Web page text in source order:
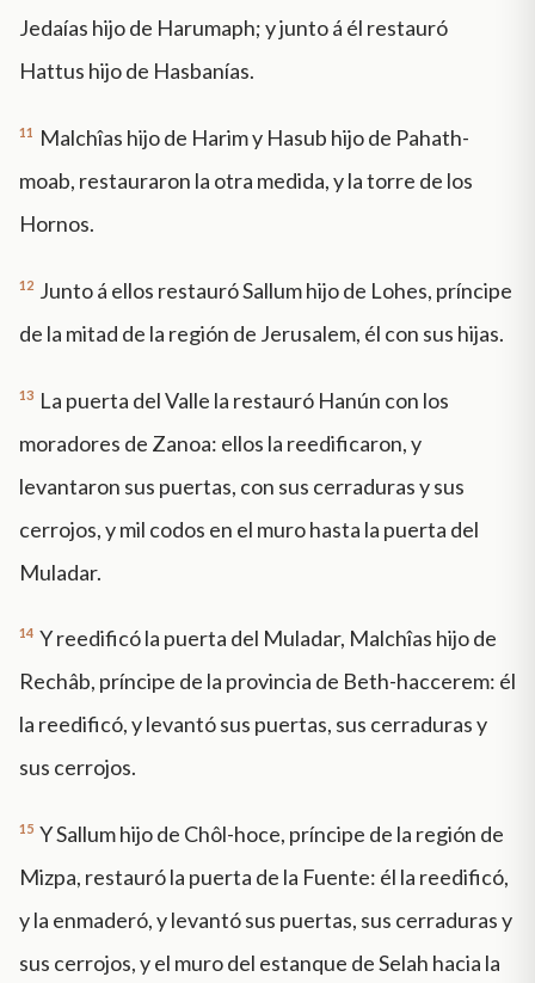
Jedaías hijo de Harumaph; y junto á él restauró
Hattus hijo de Hasbanías.
11
Malchîas hijo de Harim y Hasub hijo de Pahath-
moab, restauraron la otra medida, y la torre de los
Hornos.
12 Junto á ellos restauró Sallum hijo de Lohes, príncipe
de la mitad de la región de Jerusalem, él con sus hijas.
13 La puerta del Valle la restauró Hanún con los
moradores de Zanoa: ellos la reedificaron, y
levantaron sus puertas, con sus cerraduras y sus
cerrojos, y mil codos en el muro hasta la puerta del
Muladar.
14 Y reedificó la puerta del Muladar, Malchîas hijo de
Rechâb, príncipe de la provincia de Beth-haccerem: él
la reedificó, y levantó sus puertas, sus cerraduras y
sus cerrojos.
15 Y Sallum hijo de Chôl-hoce, príncipe de la región de
Mizpa, restauró la puerta de la Fuente: él la reedificó,
y la enmaderó, y levantó sus puertas, sus cerraduras y
sus cerrojos, y el muro del estanque de Selah hacia la